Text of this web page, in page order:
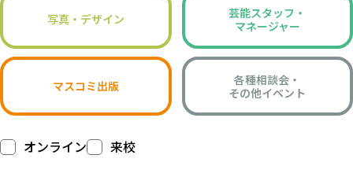
写真・デザイン
芸能スタッフ・
マネージャー
マスコミ出版
各種相談会・
その他イベント
オンライン 来校